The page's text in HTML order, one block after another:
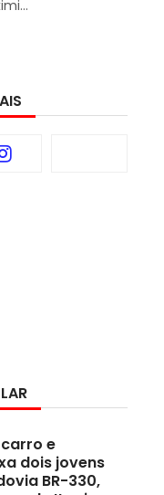
e
dois jovens
BR-330,